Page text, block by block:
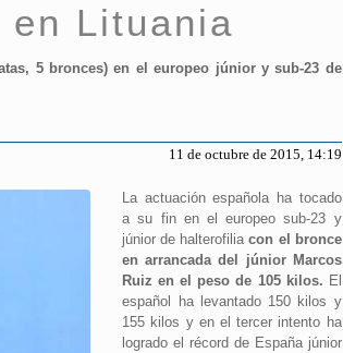
en Lituania
5 bronces) en el europeo júnior y sub-23 de
11 de octubre de 2015, 14:19
La actuación española ha tocado
a su fin en el europeo sub-23 y
júnior de halterofiliacon el bronce
en arrancada del júnior Marcos
Ruiz en el peso de 105 kilos. El
español ha levantado 150 kilos y
155 kilos y en el tercer intento ha
logrado el récord de España júnior